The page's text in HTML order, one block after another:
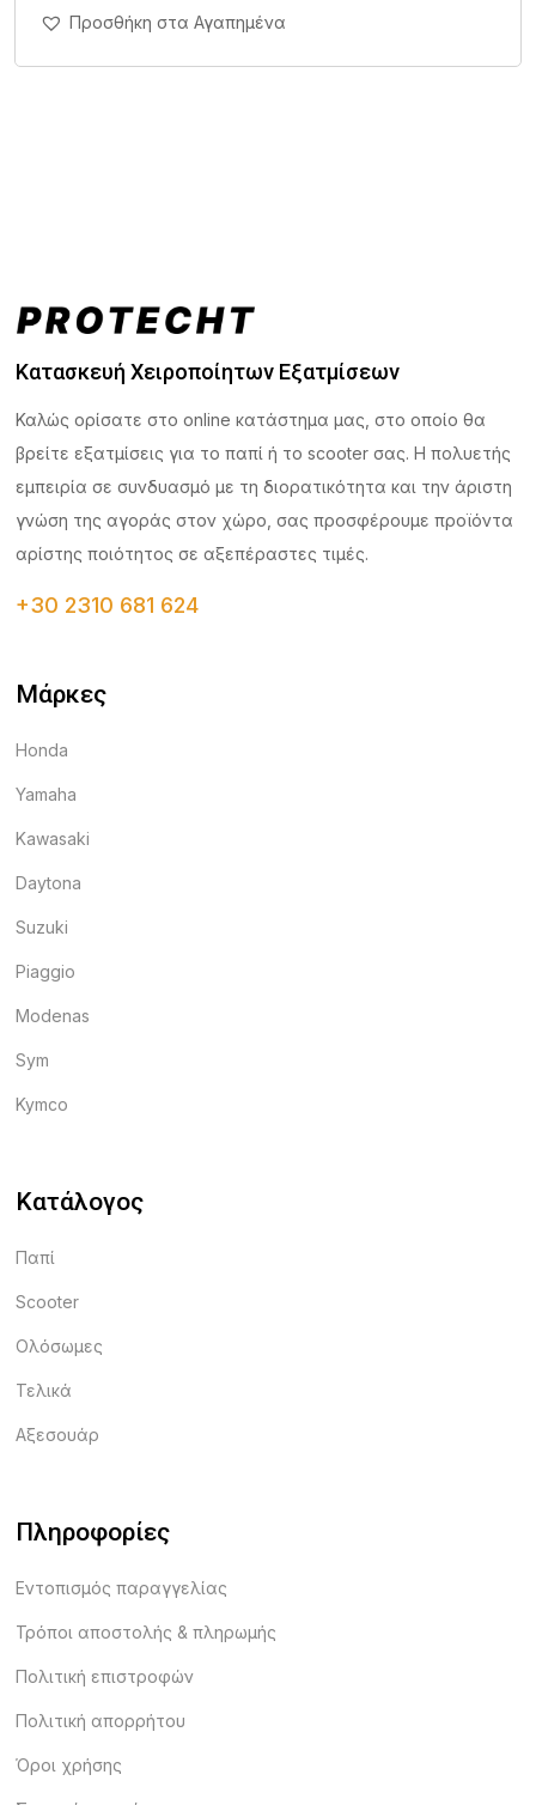
Άμεση Αγορά Σε 1'
Προσθήκη στα Αγαπημένα
Κατασκευή Χειροποίητων Εξατμίσεων
Καλώς ορίσατε στο online κατάστημα μας, στο οποίο θα
βρείτε εξατμίσεις για το παπί ή το scooter σας. Η πολυετής
εμπειρία σε συνδυασμό με τη διορατικότητα και την άριστη
γνώση της αγοράς στον χώρο, σας προσφέρουμε προϊόντα
αρίστης ποιότητος σε αξεπέραστες τιμές.
+30 2310 681 624
Μάρκες
Honda
Yamaha
Kawasaki
Daytona
Suzuki
Piaggio
Modenas
Sym
Kymco
Κατάλογος
Παπί
Scooter
Ολόσωμες
Τελικά
Αξεσουάρ
Πληροφορίες
Εντοπισμός παραγγελίας
Τρόποι αποστολής & πληρωμής
Πολιτική επιστροφών
Πολιτική απορρήτου
Όροι χρήσης